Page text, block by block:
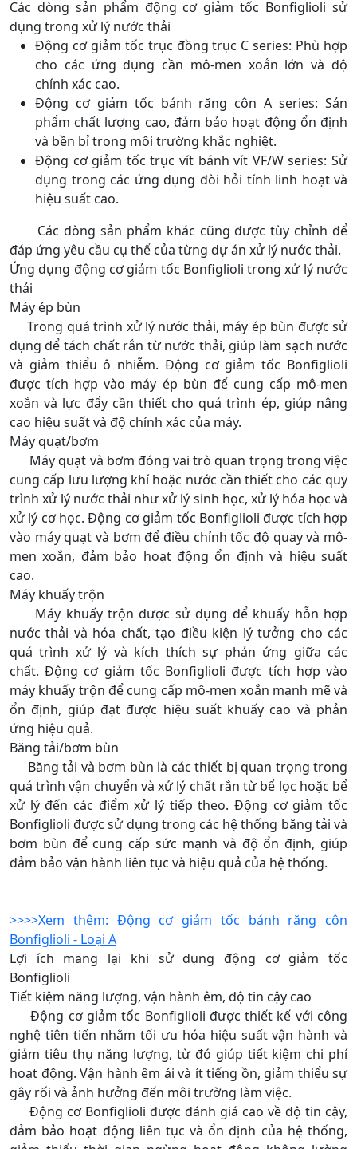
Các dòng sản phẩm động cơ giảm tốc Bonfiglioli sử
dụng trong xử lý nước thải
Động cơ giảm tốc trục đồng trục C series: Phù hợp
cho các ứng dụng cần mô-men xoắn lớn và độ
chính xác cao.
Động cơ giảm tốc bánh răng côn A series: Sản
phẩm chất lượng cao, đảm bảo hoạt động ổn định
và bền bỉ trong môi trường khắc nghiệt.
Động cơ giảm tốc trục vít bánh vít VF/W series: Sử
dụng trong các ứng dụng đòi hỏi tính linh hoạt và
hiệu suất cao.
Các dòng sản phẩm khác cũng được tùy chỉnh để
đáp ứng yêu cầu cụ thể của từng dự án xử lý nước thải.
Ứng dụng động cơ giảm tốc Bonfiglioli trong xử lý nước
thải
Máy ép bùn
Trong quá trình xử lý nước thải, máy ép bùn được sử
dụng để tách chất rắn từ nước thải, giúp làm sạch nước
và giảm thiểu ô nhiễm. Động cơ giảm tốc Bonfiglioli
được tích hợp vào máy ép bùn để cung cấp mô-men
xoắn và lực đẩy cần thiết cho quá trình ép, giúp nâng
cao hiệu suất và độ chính xác của máy.
Máy quạt/bơm
Máy quạt và bơm đóng vai trò quan trọng trong việc
cung cấp lưu lượng khí hoặc nước cần thiết cho các quy
trình xử lý nước thải như xử lý sinh học, xử lý hóa học và
xử lý cơ học. Động cơ giảm tốc Bonfiglioli được tích hợp
vào máy quạt và bơm để điều chỉnh tốc độ quay và mô-
men xoắn, đảm bảo hoạt động ổn định và hiệu suất
cao.
Máy khuấy trộn
Máy khuấy trộn được sử dụng để khuấy hỗn hợp
nước thải và hóa chất, tạo điều kiện lý tưởng cho các
quá trình xử lý và kích thích sự phản ứng giữa các
chất. Động cơ giảm tốc Bonfiglioli được tích hợp vào
máy khuấy trộn để cung cấp mô-men xoắn mạnh mẽ và
ổn định, giúp đạt được hiệu suất khuấy cao và phản
ứng hiệu quả.
Băng tải/bơm bùn
Băng tải và bơm bùn là các thiết bị quan trọng trong
quá trình vận chuyển và xử lý chất rắn từ bể lọc hoặc bể
xử lý đến các điểm xử lý tiếp theo. Động cơ giảm tốc
Bonfiglioli được sử dụng trong các hệ thống băng tải và
bơm bùn để cung cấp sức mạnh và độ ổn định, giúp
đảm bảo vận hành liên tục và hiệu quả của hệ thống.
>>>>Xem thêm: Động cơ giảm tốc bánh răng côn
Bonfiglioli - Loại A
Lợi ích mang lại khi sử dụng động cơ giảm tốc
Bonfiglioli
Tiết kiệm năng lượng, vận hành êm, độ tin cậy cao
Động cơ giảm tốc Bonfiglioli được thiết kế với công
nghệ tiên tiến nhằm tối ưu hóa hiệu suất vận hành và
giảm tiêu thụ năng lượng, từ đó giúp tiết kiệm chi phí
hoạt động. Vận hành êm ái và ít tiếng ồn, giảm thiểu sự
gây rối và ảnh hưởng đến môi trường làm việc.
Động cơ Bonfiglioli được đánh giá cao về độ tin cậy,
đảm bảo hoạt động liên tục và ổn định của hệ thống,